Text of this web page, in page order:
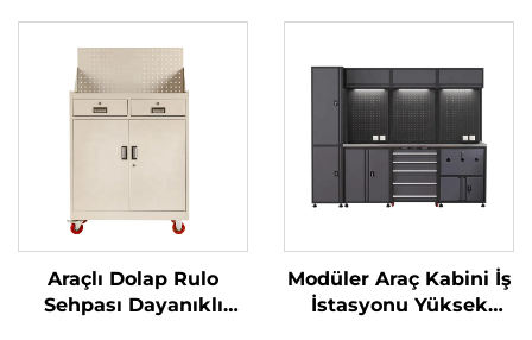
Garaj İçin Civatasız
Çelik Depolama Raf
Sistemi
Raf Garaj Rafı
Standı Mağaza Rafları
Araçlı Dolap Rulo
Sehpası Dayanıklı
Modüler Araç Kabini İş
İstasyonu Yüksek